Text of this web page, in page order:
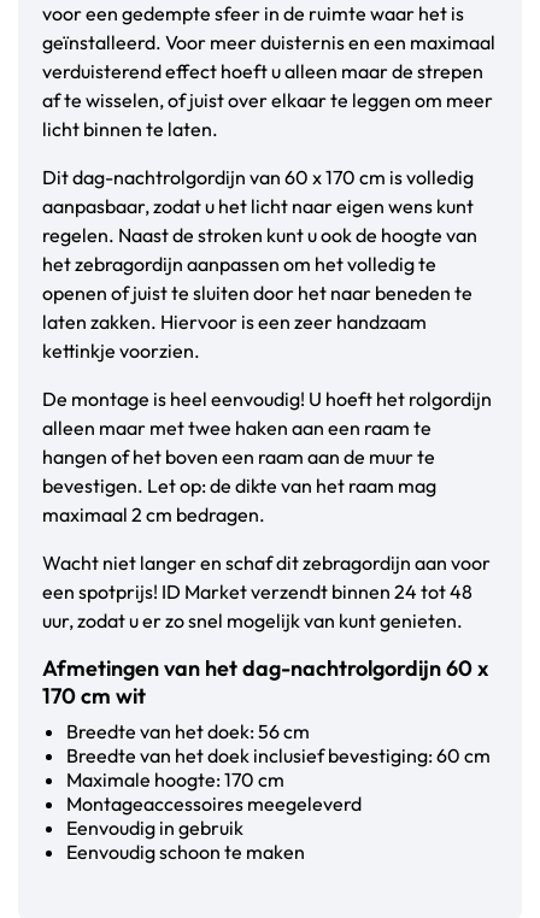
voor een gedempte sfeer in de ruimte waar het is
geïnstalleerd. Voor meer duisternis en een maximaal
verduisterend effect hoeft u alleen maar de strepen
af te wisselen, of juist over elkaar te leggen om meer
licht binnen te laten.
Dit dag-nachtrolgordijn van 60 x 170 cm is volledig
aanpasbaar, zodat u het licht naar eigen wens kunt
regelen. Naast de stroken kunt u ook de hoogte van
het zebragordijn aanpassen om het volledig te
openen of juist te sluiten door het naar beneden te
laten zakken. Hiervoor is een zeer handzaam
kettinkje voorzien.
De montage is heel eenvoudig! U hoeft het rolgordijn
alleen maar met twee haken aan een raam te
hangen of het boven een raam aan de muur te
bevestigen. Let op: de dikte van het raam mag
maximaal 2 cm bedragen.
Wacht niet langer en schaf dit zebragordijn aan voor
een spotprijs! ID Market verzendt binnen 24 tot 48
uur, zodat u er zo snel mogelijk van kunt genieten.
Afmetingen van het dag-nachtrolgordijn 60 x
170 cm wit
Breedte van het doek: 56 cm
Breedte van het doek inclusief bevestiging: 60 cm
Maximale hoogte: 170 cm
Montageaccessoires meegeleverd
Eenvoudig in gebruik
Eenvoudig schoon te maken